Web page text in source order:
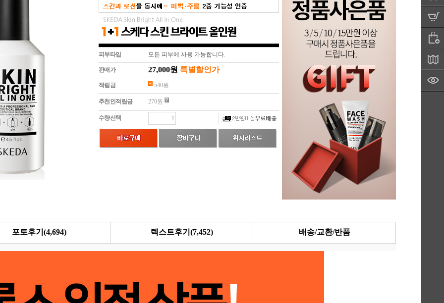
피부타입 모든 피부에 사용 가능합니다.
판매가 27,000원 특별할인가
적립금 540원
추천인적립금 270원
수량선택
포토후기(4,694) 텍스트후기(7,452) 배송/교환/반품